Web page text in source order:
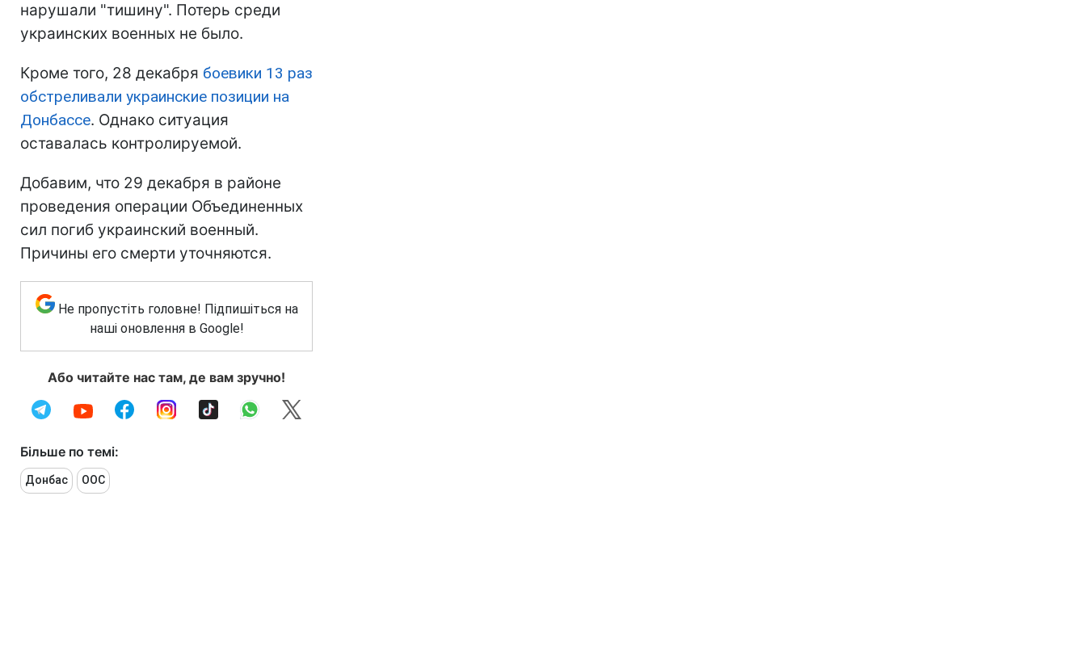
нарушали "тишину". Потерь среди
украинских военных не было.
Кроме того, 28 декабря боевики 13 раз
обстреливали украинские позиции на
Донбассе. Однако ситуация
оставалась контролируемой.
Добавим, что 29 декабря в районе
проведения операции Объединенных
сил погиб украинский военный.
Причины его смерти уточняются.
Не пропустіть головне! Підпишіться на
наші оновлення в Google!
Або читайте нас там, де вам зручно!
Більше по темі:
Донбас ООС